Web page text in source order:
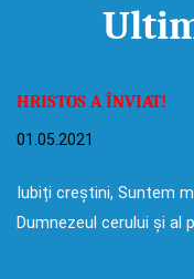
HRISTOS A ÎNVIAT!
01.05.2021
Iubiți creștini, Suntem
Dumnezeul cerului și al